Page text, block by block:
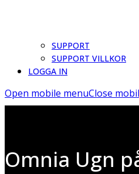
SUPPORT
SUPPORT VILLKOR
LOGGA IN
Open mobile menuClose
Omnia Ugn